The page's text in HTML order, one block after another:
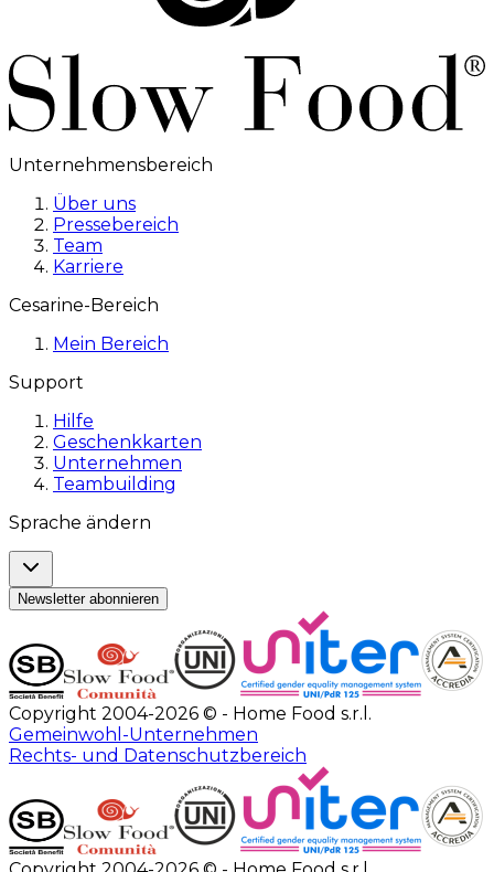
Unternehmensbereich
Über uns
Pressebereich
Team
Karriere
Cesarine-Bereich
Mein Bereich
Support
Hilfe
Geschenkkarten
Unternehmen
Teambuilding
Sprache ändern
Newsletter abonnieren
Copyright 2004-2026 © - Home Food s.r.l.
Gemeinwohl-Unternehmen
Rechts- und Datenschutzbereich